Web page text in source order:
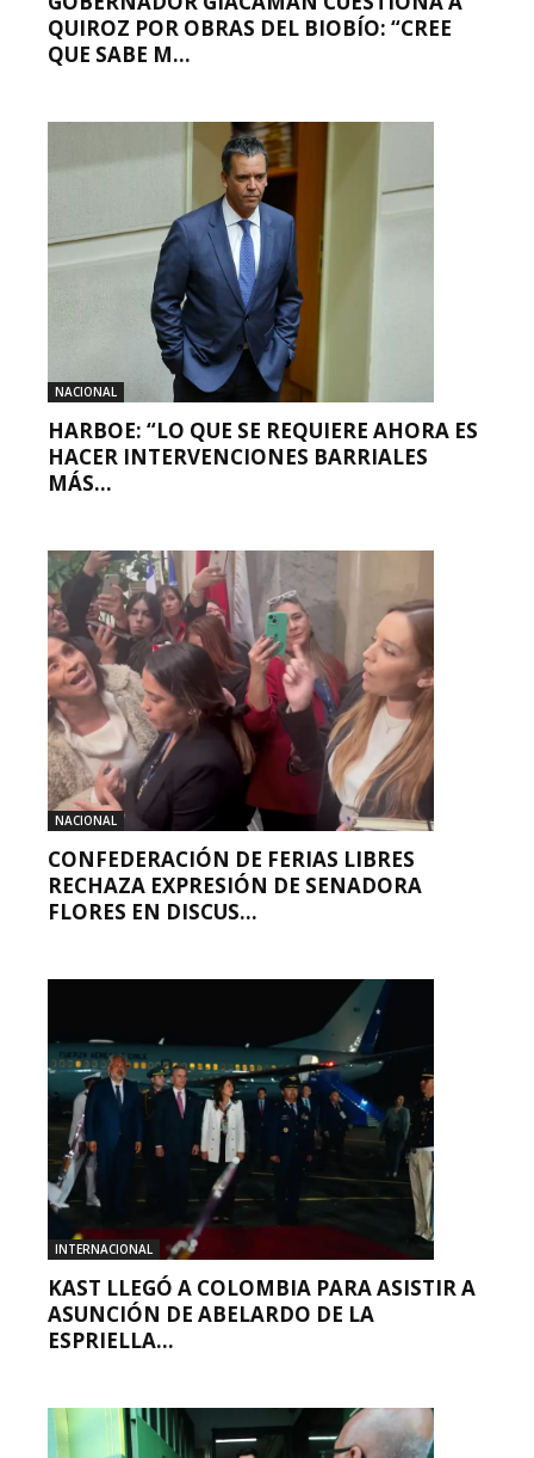
QUIROZ POR OBRAS DEL BIOBÍO: “CREE
QUE SABE M...
NACIONAL
HARBOE: “LO QUE SE REQUIERE AHORA ES
HACER INTERVENCIONES BARRIALES
MÁS...
NACIONAL
CONFEDERACIÓN DE FERIAS LIBRES
RECHAZA EXPRESIÓN DE SENADORA
FLORES EN DISCUS...
INTERNACIONAL
KAST LLEGÓ A COLOMBIA PARA ASISTIR A
ASUNCIÓN DE ABELARDO DE LA
ESPRIELLA...